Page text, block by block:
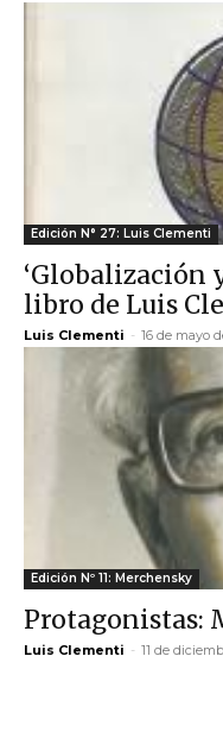
Edición N° 27: Luis Clementi
‘Globalización
libro de Luis
Luis Clementi - 16 de mayo
Edición Nº 11: Merchensky
Protagonistas:
Luis Clementi - 11 de